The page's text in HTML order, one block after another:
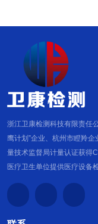
浙江卫康检测科技有限责任
鹰计划”企业、杭州市瞪羚
量技术监督局计量认证获得
医疗卫生单位提供医疗设备